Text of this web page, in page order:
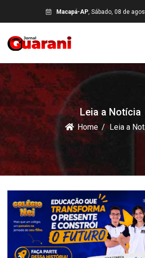
Macapá-AP, Sábado, 08 de
Leia a Notícia
Home Leia a